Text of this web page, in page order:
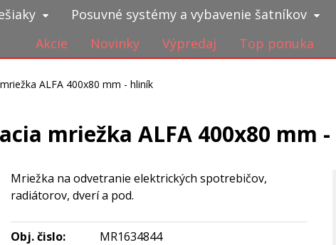
Posuvné systémy a vybavenie šatníkov
Akcie
Novinky Výpredaj Top ponuka
ALFA 400x80 mm - hliník
mriežka ALFA 400x80 mm
Mriežka na odvetranie elektrických spotrebičov,
radiátorov, dverí a pod.
Obj. čislo: MR1634844